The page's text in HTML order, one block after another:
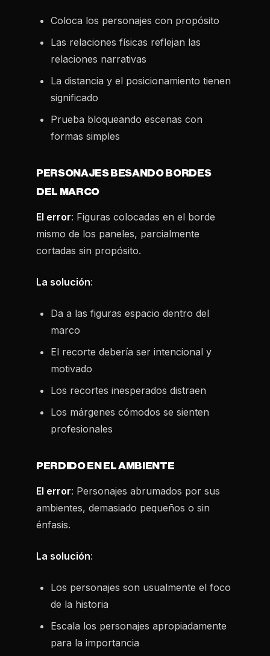
Coloca los personajes con propósito
Las relaciones físicas reflejan las
relaciones narrativas
La distancia y el posicionamiento tienen
significado
Prueba bloqueando escenas con
formas simples
PERSONAJES BESANDO BORDES
DEL MARCO
El error: Figuras colocadas en el borde
mismo de los paneles, parcialmente
cortadas sin propósito.
La solución:
Da a las figuras espacio dentro del
marco
El recorte debería ser intencional y
motivado
Los recortes inesperados distraen
Los márgenes cómodos se sienten
profesionales
PERDIDO EN EL AMBIENTE
El error: Personajes abrumados por sus
ambientes, demasiado pequeños o sin
énfasis.
La solución:
Los personajes son usualmente el foco
de la historia
Escala los personajes apropiadamente
para la importancia